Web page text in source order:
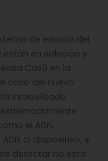
de edición del
están en solución y
Cas9 en la
caso del nuevo
inmovilizado
el ADN.
al dispositivo, si
detectar no está